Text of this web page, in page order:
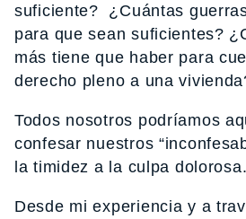
suficiente? ¿Cuántas
para que sean suficientes?
más tiene que haber para
derecho pleno a una
Todos nosotros podríamos
confesar nuestros
la timidez a la culpa dolorosa.
Desde mi experiencia y a